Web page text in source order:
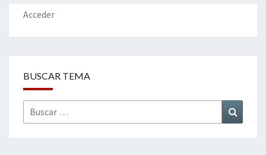
k
Acceder
BUSCAR TEMA
Buscar
por: